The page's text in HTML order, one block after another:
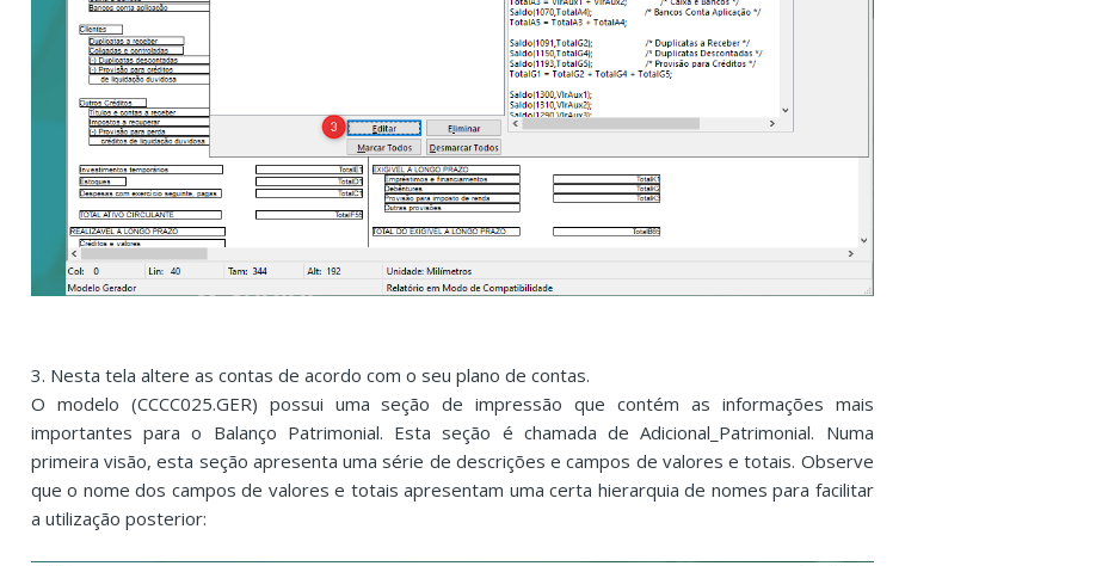
3. Nesta tela altere as contas de acordo com o seu plano de contas.
O modelo (CCCC025.GER) possui uma seção de impressão que contém as informações mais
importantes para o Balanço Patrimonial. Esta seção é chamada de Adicional_Patrimonial. Numa
primeira visão, esta seção apresenta uma série de descrições e campos de valores e totais. Observe
que o nome dos campos de valores e totais apresentam uma certa hierarquia de nomes para facilitar
a utilização posterior: